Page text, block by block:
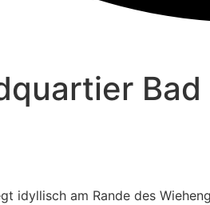
Bad
idyllisch am Rande des